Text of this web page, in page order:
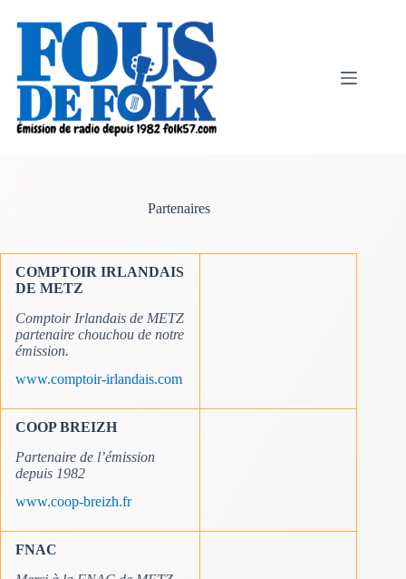
Partenaires
COMPTOIR IRLANDAIS
DE METZ
Comptoir Irlandais de METZ
partenaire chouchou de notre
émission.
www.comptoir-irlandais.com
COOP BREIZH
Partenaire de l’émission
depuis 1982
www.coop-breizh.fr
FNAC